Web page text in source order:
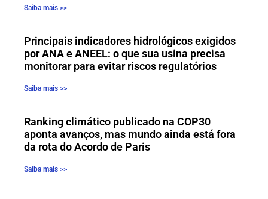
Saiba mais >>
Principais indicadores hidrológicos exigidos
por ANA e ANEEL: o que sua usina precisa
monitorar para evitar riscos regulatórios
Saiba mais >>
Ranking climático publicado na COP30
aponta avanços, mas mundo ainda está fora
da rota do Acordo de Paris
Saiba mais >>